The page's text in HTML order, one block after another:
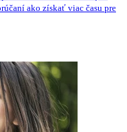
ako získať viac času pre